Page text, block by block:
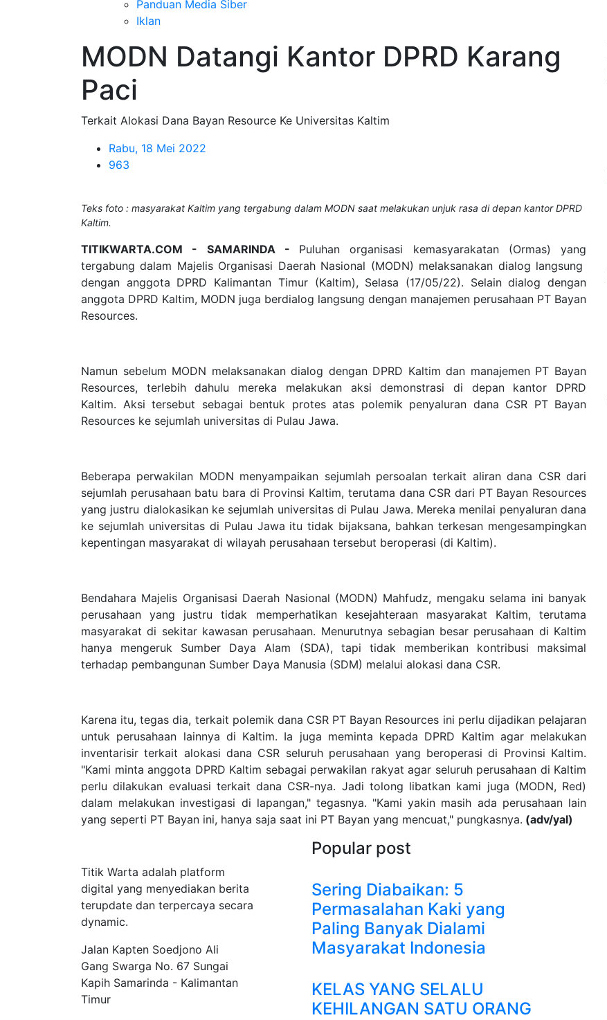
Panduan Media Siber
Iklan
MODN Datangi Kantor DPRD Karang
Paci
Terkait Alokasi Dana Bayan Resource Ke Universitas Kaltim
Rabu, 18 Mei 2022
963
Teks foto : masyarakat Kaltim yang tergabung dalam MODN saat melakukan unjuk rasa di depan kantor DPRD
Kaltim.
TITIKWARTA.COM - SAMARINDA - Puluhan organisasi kemasyarakatan (Ormas) yang
tergabung dalam Majelis Organisasi Daerah Nasional (MODN) melaksanakan dialog langsung
dengan anggota DPRD Kalimantan Timur (Kaltim), Selasa (17/05/22). Selain dialog dengan
anggota DPRD Kaltim, MODN juga berdialog langsung dengan manajemen perusahaan PT Bayan
Resources.
Namun sebelum MODN melaksanakan dialog dengan DPRD Kaltim dan manajemen PT Bayan
Resources, terlebih dahulu mereka melakukan aksi demonstrasi di depan kantor DPRD
Kaltim. Aksi tersebut sebagai bentuk protes atas polemik penyaluran dana CSR PT Bayan
Resources ke sejumlah universitas di Pulau Jawa.
Beberapa perwakilan MODN menyampaikan sejumlah persoalan terkait aliran dana CSR dari
sejumlah perusahaan batu bara di Provinsi Kaltim, terutama dana CSR dari PT Bayan Resources
yang justru dialokasikan ke sejumlah universitas di Pulau Jawa. Mereka menilai penyaluran dana
ke sejumlah universitas di Pulau Jawa itu tidak bijaksana, bahkan terkesan mengesampingkan
kepentingan masyarakat di wilayah perusahaan tersebut beroperasi (di Kaltim).
Bendahara Majelis Organisasi Daerah Nasional (MODN) Mahfudz, mengaku selama ini banyak
perusahaan yang justru tidak memperhatikan kesejahteraan masyarakat Kaltim, terutama
masyarakat di sekitar kawasan perusahaan. Menurutnya sebagian besar perusahaan di Kaltim
hanya mengeruk Sumber Daya Alam (SDA), tapi tidak memberikan kontribusi maksimal
terhadap pembangunan Sumber Daya Manusia (SDM) melalui alokasi dana CSR.
Karena itu, tegas dia, terkait polemik dana CSR PT Bayan Resources ini perlu dijadikan pelajaran
untuk perusahaan lainnya di Kaltim. Ia juga meminta kepada DPRD Kaltim agar melakukan
inventarisir terkait alokasi dana CSR seluruh perusahaan yang beroperasi di Provinsi Kaltim.
"Kami minta anggota DPRD Kaltim sebagai perwakilan rakyat agar seluruh perusahaan di Kaltim
perlu dilakukan evaluasi terkait dana CSR-nya. Jadi tolong libatkan kami juga (MODN, Red)
dalam melakukan investigasi di lapangan," tegasnya. "Kami yakin masih ada perusahaan lain
yang seperti PT Bayan ini, hanya saja saat ini PT Bayan yang mencuat," pungkasnya. (adv/yal)
Titik Warta adalah platform
digital yang menyediakan berita
terupdate dan terpercaya secara
dynamic.
Jalan Kapten Soedjono Ali
Gang Swarga No. 67 Sungai
Kapih Samarinda - Kalimantan
Timur
Popular post
Sering Diabaikan: 5
Permasalahan Kaki yang
Paling Banyak Dialami
Masyarakat Indonesia
KELAS YANG SELALU
KEHILANGAN SATU ORANG